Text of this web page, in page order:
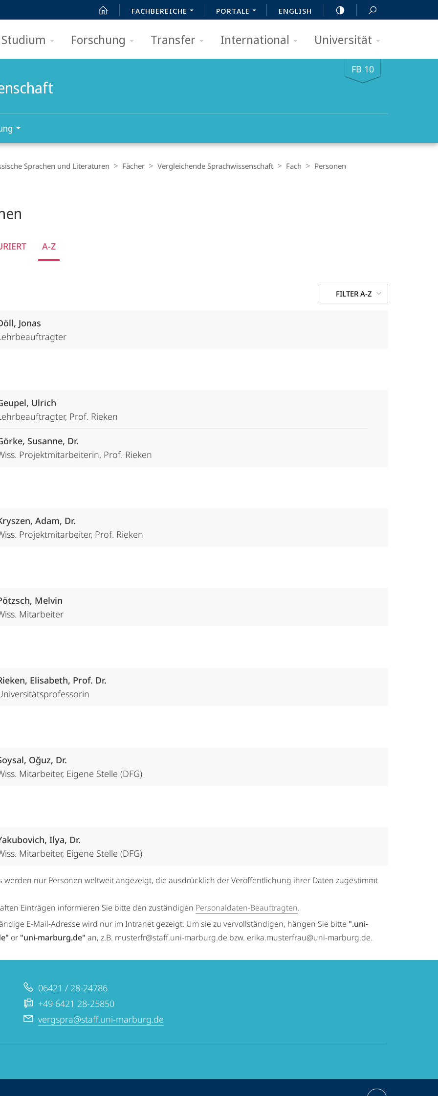
FACHBEREICHE PORTALE ENGLISH
Studium Forschung Transfer International Universität
FB 10
Sprachen und Literaturen Fächer Vergleichende Sprachwissenschaft Fach Personen
A-Z
FILTER A-Z
Jonas
Ulrich
Prof. Rieken
Susanne, Dr.
Projektmitarbeiterin, Prof. Rieken
Adam, Dr.
Projektmitarbeiter, Prof. Rieken
Melvin
Mitarbeiter
Elisabeth, Prof. Dr.
Oğuz, Dr.
Mitarbeiter, Eigene Stelle (DFG)
Ilya, Dr.
Mitarbeiter, Eigene Stelle (DFG)
werden nur Personen weltweit angezeigt, die ausdrücklich der Veröffentlichung ihrer Daten zugestimmt
Einträgen informieren Sie bitte den zuständigen Personaldaten-Beauftragten.
E-Mail-Adresse wird nur im Intranet gezeigt. Um sie zu vervollständigen, hängen Sie bitte ".uni-
or "uni-marburg.de" an, z.B. musterfr@staff.uni-marburg.de bzw. erika.musterfrau@uni-marburg.de.
06421 / 28-24786
+49 6421 28-25850
vergspra@staff.uni-marburg.de